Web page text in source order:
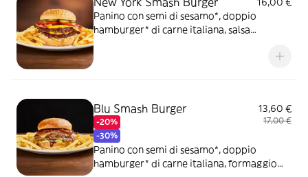
Panino con semi di sesamo*, doppio
hamburger* di carne italiana, salsa
insalata iceberg e cetriolini, accompagnato
Blu Smash Burger
-20%
-30%
13,60 €
17,00 €
Panino con semi di sesamo*, doppio
hamburger* di carne italiana, formaggio